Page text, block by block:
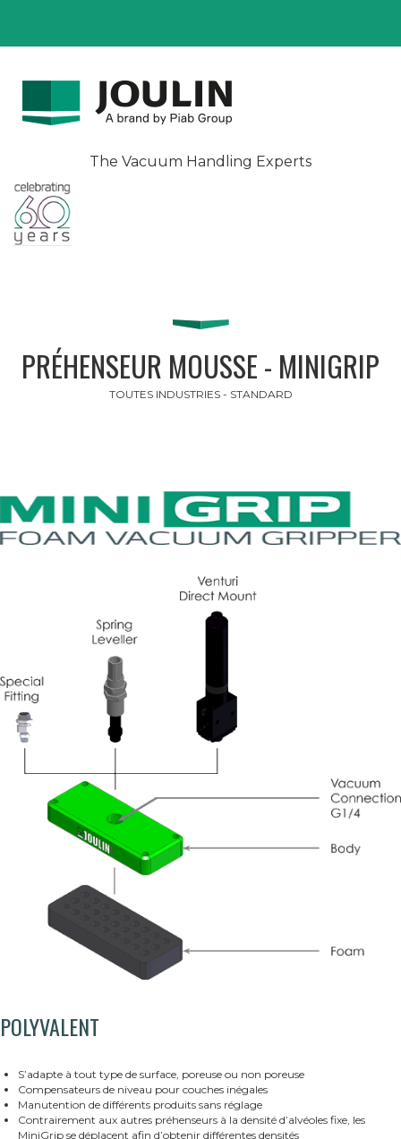
The Vacuum Handling Experts
PRÉHENSEUR MOUSSE - MINIGRIP
TOUTES INDUSTRIES - STANDARD
POLYVALENT
S’adapte à tout type de surface, poreuse ou non poreuse
Compensateurs de niveau pour couches inégales
Manutention de différents produits sans réglage
Contrairement aux autres préhenseurs à la densité d’alvéoles fixe, les
MiniGrip se déplacent afin d’obtenir différentes densités